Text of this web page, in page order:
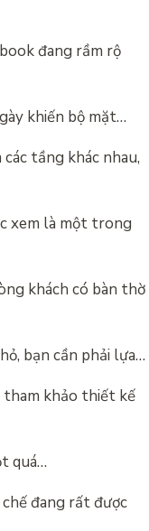
đang rầm rộ
khiến bộ mặt…
tầng khác nhau,
xem là một trong
khách có bàn thờ
bạn cần phải lựa…
tham khảo thiết kế
quá…
đang rất được